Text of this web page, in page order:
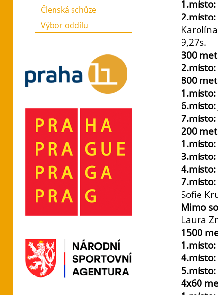
1.místo:
9,27s.
300
2.místo:
800
7.místo:
200
3.místo:
4.místo:
Sofie
Mimo
Laura
1500
4.místo:
5.místo:
4x60
Členská schůze
Výbor oddílu